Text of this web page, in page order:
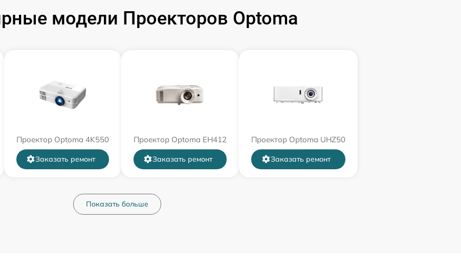
модели Проекторов Optoma
Проектор Optoma 4K550
Заказать ремонт
Проектор Optoma EH412
Заказать ремонт
Проектор Optoma UHZ50
Заказать ремонт
Показать больше